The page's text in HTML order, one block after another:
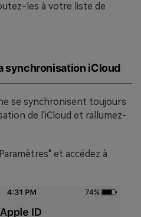
les à votre liste de
synchronisation iCloud
se synchronisent toujours
de l'iCloud et rallumez-
et accédez à